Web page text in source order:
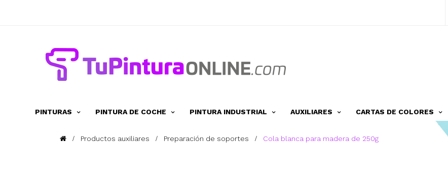
PINTURAS PINTURA DE COCHE PINTURA INDUSTRIAL AUXILIARES CARTAS DE COLORES
Productos auxiliares Preparación de soportes Cola blanca para madera de 250g